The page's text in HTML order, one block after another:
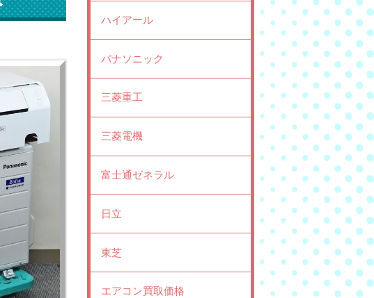
ハイアール
パナソニック
三菱重工
三菱電機
富士通ゼネラル
日立
東芝
エアコン買取価格